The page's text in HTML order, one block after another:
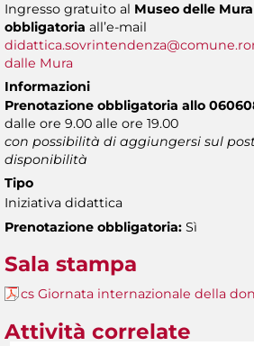
Ingresso gratuito al Museo delle Mura
obbligatoria all’e-mail
dalle Mura
Informazioni
Prenotazione obbligatoria allo
dalle ore 9.00 alle ore 19.00
con possibilità di aggiungersi sul
disponibilità
Tipo
Iniziativa didattica
Prenotazione obbligatoria: Sì
Sala stampa
cs Giornata internazionale della
Attività correlate